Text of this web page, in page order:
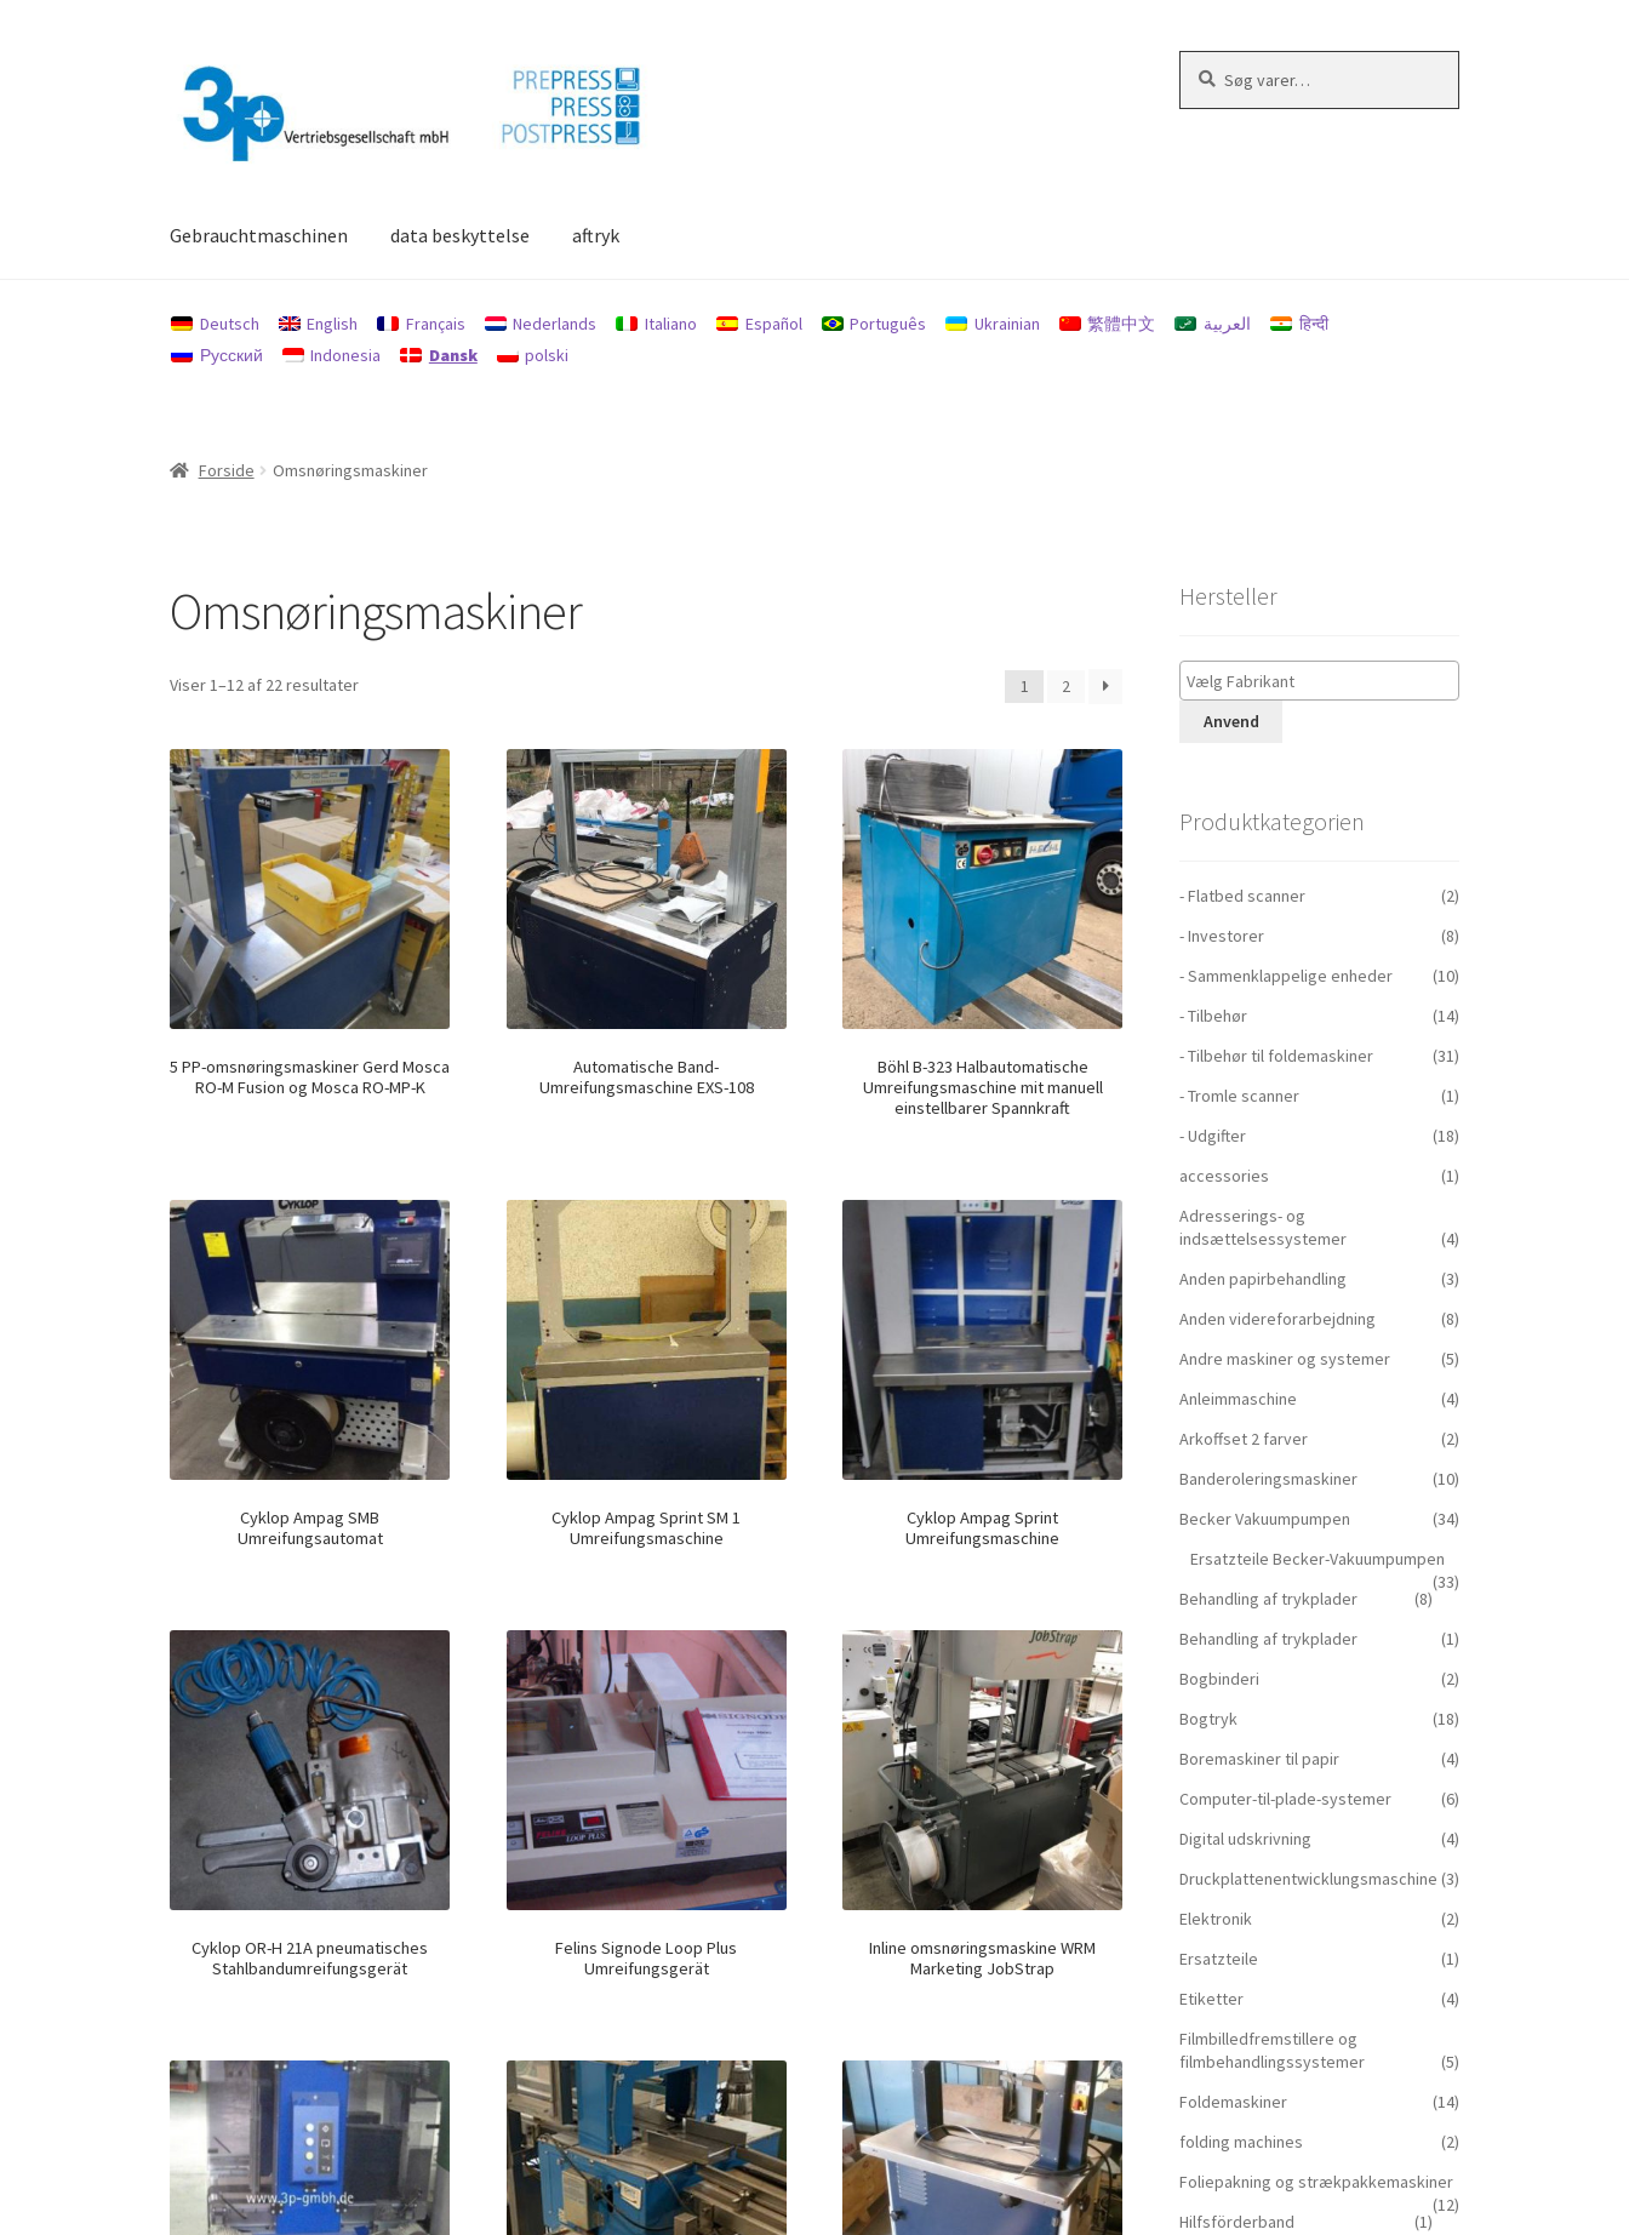
Spring
til
navigation
Spring
til
indhold
efter:
Gebrauchtmaschinen data beskyttelse aftryk
Deutsch English Français Nederlands Italiano Español Português Ukrainian 繁體中文 العربية
हिन्दी
Русский
Indonesia Dansk polski
Forside Omsnøringsmaskiner
Omsnøringsmaskiner
Viser 1–12 af 22 resultater 1 2
5 PP-omsnøringsmaskiner Gerd Mosca
RO-M Fusion og Mosca RO-MP-K
Automatische Band-
Umreifungsmaschine EXS-108
Böhl B-323 Halbautomatische
Umreifungsmaschine mit manuell
einstellbarer Spannkraft
Cyklop Ampag SMB
Umreifungsautomat
Cyklop Ampag Sprint SM 1
Umreifungsmaschine
Cyklop Ampag Sprint
Umreifungsmaschine
Cyklop OR-H 21A pneumatisches
Stahlbandumreifungsgerät
Felins Signode Loop Plus
Umreifungsgerät
Inline omsnøringsmaskine WRM
Marketing JobStrap
Hersteller
Anvend
Produktkategorien
- Flatbed scanner
(2)
- Investorer
(8)
- Sammenklappelige enheder
(10)
- Tilbehør
(14)
- Tilbehør til foldemaskiner
(31)
- Tromle scanner
(1)
- Udgifter
(18)
accessories
(1)
Adresserings- og
indsættelsessystemer
(4)
Anden papirbehandling
(3)
Anden videreforarbejdning
(8)
Andre maskiner og systemer
(5)
Anleimmaschine
(4)
Arkoffset 2 farver
(2)
Banderoleringsmaskiner
(10)
Becker Vakuumpumpen
(34)
Ersatzteile Becker-Vakuumpumpen
(33)
Behandling af trykplader
(8)
Behandling af trykplader
(1)
Bogbinderi
(2)
Bogtryk
(18)
Boremaskiner til papir
(4)
Computer-til-plade-systemer
(6)
Digital udskrivning
(4)
Druckplattenentwicklungsmaschine (3)
Elektronik
(2)
Ersatzteile
(1)
Etiketter
(4)
Filmbilledfremstillere og
filmbehandlingssystemer
(5)
Foldemaskiner
(14)
folding machines
(2)
Foliepakning og strækpakkemaskiner
(12)
Hilfsförderband
(1)